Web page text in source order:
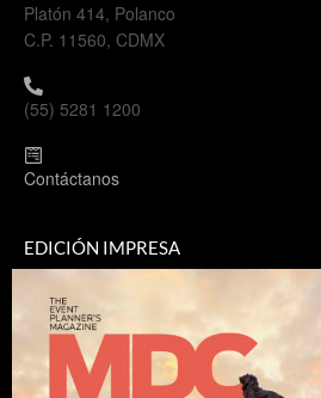
Platón 414, Polanco
C.P. 11560, CDMX
(55) 5281 1200
Contáctanos
EDICIÓN IMPRESA